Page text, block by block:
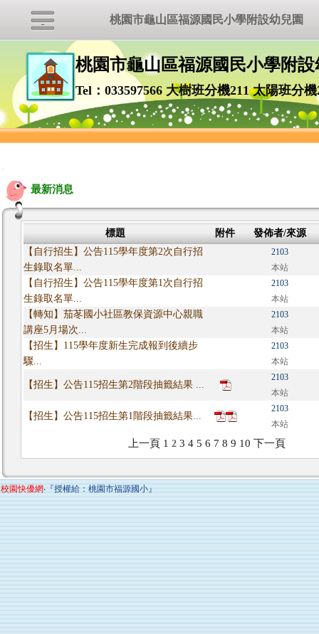
桃園市龜山區福源國民小學附設
Tel：033597566 大樹班分機211 太陽班分機
:::
最新消息
標題 附件
發佈者/來源
【自行招生】公告115學年度第2次自行招
生錄取名單...
2103
本站
【自行招生】公告115學年度第1次自行招
生錄取名單...
2103
本站
【轉知】茄苳國小社區教保資源中心親職
講座5月場次...
2103
本站
【招生】115學年度新生完成報到後續步
驟...
2103
本站
【招生】公告115招生第2階段抽籤結果 ...
2103
本站
【招生】公告115招生第1階段抽籤結果...
2103
本站
上一頁 1 2 3 4 5 6 7 8 9 10 下一頁
校園快優網‧『授權給：桃園市福源國小』
桃園市龜山區福源國民小學附設幼兒園